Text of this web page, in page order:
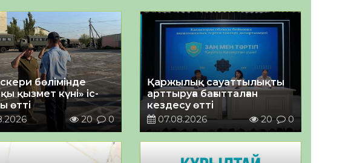
бөлімінде
қызмет күні» іс-
өтті
20 0
Қаржылық сауаттылықты
арттыруға бағытталған
кездесу өтті
07.08.2026
20 0